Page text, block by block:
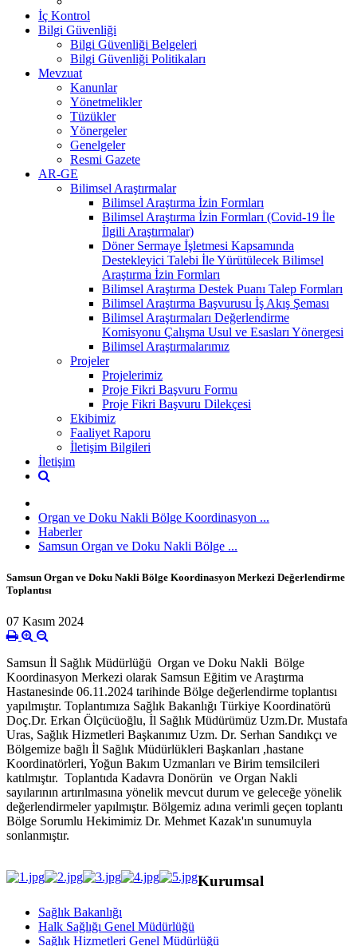
İç Kontrol
Bilgi Güvenliği
Bilgi Güvenliği Belgeleri
Bilgi Güvenliği Politikaları
Mevzuat
Kanunlar
Yönetmelikler
Tüzükler
Yönergeler
Genelgeler
Resmi Gazete
AR-GE
Bilimsel Araştırmalar
Bilimsel Araştırma İzin Formları
Bilimsel Araştırma İzin Formları (Covid-19 İle
İlgili Araştırmalar)
Döner Sermaye İşletmesi Kapsamında
Destekleyici Talebi İle Yürütülecek Bilimsel
Araştırma İzin Formları
Bilimsel Araştırma Destek Puanı Talep Formları
Bilimsel Araştırma Başvurusu İş Akış Şeması
Bilimsel Araştırmaları Değerlendirme
Komisyonu Çalışma Usul ve Esasları Yönergesi
Bilimsel Araştırmalarımız
Projeler
Projelerimiz
Proje Fikri Başvuru Formu
Proje Fikri Başvuru Dilekçesi
Ekibimiz
Faaliyet Raporu
İletişim Bilgileri
İletişim
Organ ve Doku Nakli Bölge Koordinasyon ...
Haberler
Samsun Organ ve Doku Nakli Bölge ...
Samsun Organ ve Doku Nakli Bölge Koordinasyon Merkezi Değerlendirme
Toplantısı
07 Kasım 2024
Samsun İl Sağlık Müdürlüğü Organ ve Doku Nakli Bölge
Koordinasyon Merkezi olarak Samsun Eğitim ve Araştırma
Hastanesinde 06.11.2024 tarihinde Bölge değerlendirme toplantısı
yapılmıştır. Toplantımıza Sağlık Bakanlığı Türkiye Koordinatörü
Doç.Dr. Erkan Ölçücüoğlu, İl Sağlık Müdürümüz Uzm.Dr. Mustafa
Uras, Sağlık Hizmetleri Başkanımız Uzm. Dr. Serhan Sandıkçı ve
Bölgemize bağlı İl Sağlık Müdürlükleri Başkanları ,hastane
Koordinatörleri, Yoğun Bakım Uzmanları ve Birim temsilcileri
katılmıştır. Toplantıda Kadavra Donörün ve Organ Nakli
sayılarının artırılmasına yönelik mevcut durum ve geleceğe yönelik
değerlendirmeler yapılmıştır. Bölgemiz adına verimli geçen toplantı
Bölge Sorumlu Hekimimiz Dr. Mehmet Kazak'ın sunumuyla
sonlanmıştır.
Kurumsal
Sağlık Bakanlığı
Halk Sağlığı Genel Müdürlüğü
Sağlık Hizmetleri Genel Müdürlüğü